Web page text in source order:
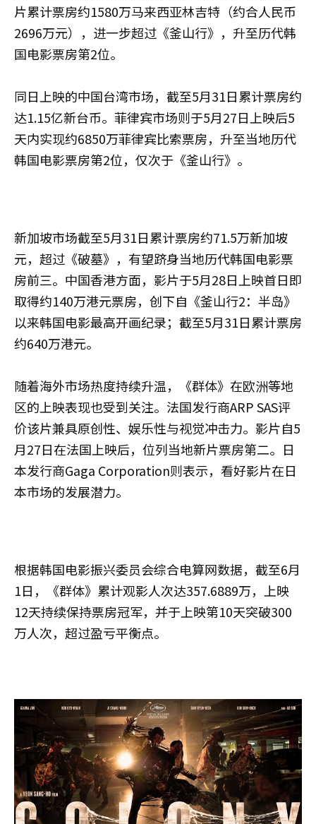
片累计票房约1580万马来西亚林吉特（约合人民币
2696万元），进一步超过《釜山行》，升至历代韩
国电影票房第2位。
同日上映的中国台湾市场，截至5月31日累计票房约
达1.15亿新台币。菲律宾市场则于5月27日上映后5
天内实现约6850万菲律宾比索票房，升至当地历代
韩国电影票房第2位，仅次于《釜山行》。
新加坡市场截至5月31日累计票房约71.5万新加坡
元，超过《破墓》，有望跻身当地历代韩国电影票
房前三。中国香港方面，影片于5月28日上映首日即
取得约140万港元票房，创下自《釜山行2：半岛》
以来韩国电影最高开画纪录；截至5月31日累计票房
约640万港元。
随着海外市场热度持续升温，《群体》在欧洲等地
区的上映表现也受到关注。法国发行商ARP SAS评
价该片兼具原创性、娱乐性与视觉冲击力。影片自5
月27日在法国上映后，位列当地新片票房第二。日
本发行商Gaga Corporation则表示，看好影片在日
本市场的发展潜力。
根据韩国电影振兴委员会综合电算网数据，截至6月
1日，《群体》累计观影人次达357.6889万，上映
12天持续保持票房冠军，并于上映第10天突破300
万人次，超过盈亏平衡点。